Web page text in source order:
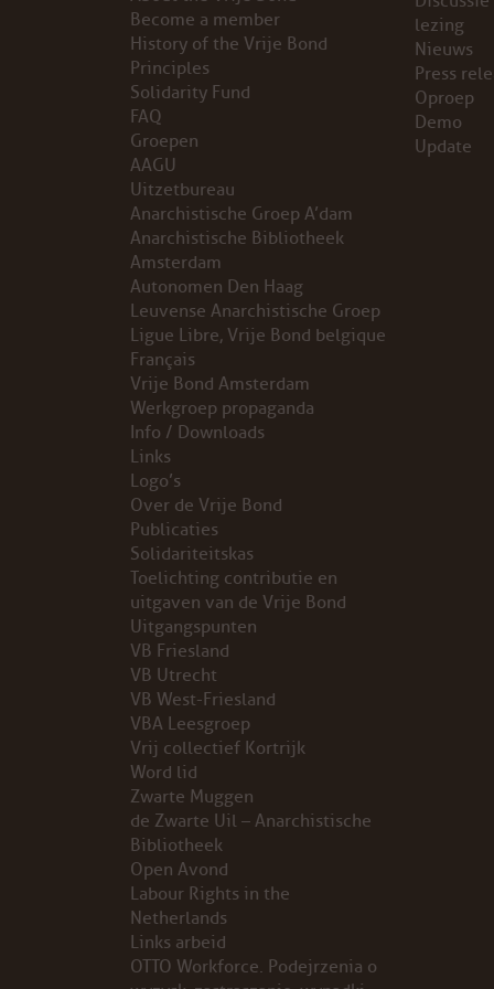
VB FRIESLAND
VB WEST-FRIESLAND
ZWARTE MUGGEN
WERKGROEP ARBEID
WERKGROEP PROPAGANDA
CAMPAGNES
ANARCHISME – EEN INTRODUCTIE
OTTO SLAVEFORCE
JUMBO DISTRIBUTIECENTRA EN OTTO WORKFORCE
PROBLEMY Z AGENCJA… PRACY TYMCZASOWEJ
KUNST-ANARCHISTISCHE DAG BAJEENKOMST
VERKIEZINGEN
BASTION BASTARDS
DE CRISIS VOORBIJ
CODE ZWART
FREE JOCK PALFREEMAN
BUITEN DE ORDE
Become a member
History of the Vrije Bond
Principles
Solidarity Fund
FAQ
Groepen
AAGU
Uitzetbureau
Anarchistische Groep A’dam
Anarchistische Bibliotheek
Amsterdam
Autonomen Den Haag
Leuvense Anarchistische Groep
Ligue Libre, Vrije Bond belgique
Français
Vrije Bond Amsterdam
Werkgroep propaganda
Info / Downloads
Links
Logo’s
Over de Vrije Bond
Publicaties
Solidariteitskas
Toelichting contributie en
uitgaven van de Vrije Bond
Uitgangspunten
VB Friesland
VB Utrecht
VB West-Friesland
VBA Leesgroep
Vrij collectief Kortrijk
Word lid
Zwarte Muggen
de Zwarte Uil – Anarchistische
Bibliotheek
Open Avond
Labour Rights in the
Netherlands
Links arbeid
OTTO Workforce. Podejrzenia o
lezing
Nieuws
Press
Oproep
Demo
Update